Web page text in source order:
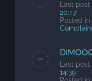
Last
20:47
Posted in
Last
14:39